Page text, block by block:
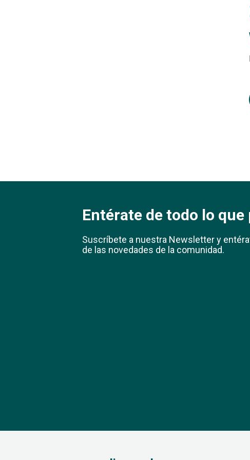
Entérate de todo lo que
Suscríbete a nuestra Newsletter y
de las novedades de la comunidad.